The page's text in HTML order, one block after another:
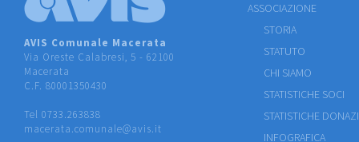
AVIS Comunale Macerata
Via Oreste Calabresi, 5 - 62100
Macerata
C.F. 80001350430
Tel 0733.263838
macerata.comunale@avis.it
ASSOCIAZIONE
STORIA
STATUTO
CHI SIAMO
STATISTICHE SOCI
STATISTICHE
INFOGRAFICA